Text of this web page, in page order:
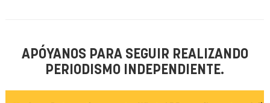
APÓYANOS PARA SEGUIR REALIZANDO
PERIODISMO INDEPENDIENTE.